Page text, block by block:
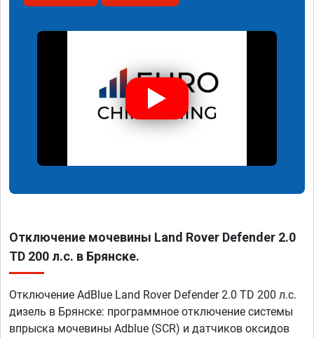
Отключение мочевины Land Rover Defender 2.0
TD 200 л.с. в Брянске.
Отключение AdBlue Land Rover Defender 2.0 TD 200 л.с.
дизель в Брянске: программное отключение системы
впрыска мочевины Adblue (SCR) и датчиков оксидов